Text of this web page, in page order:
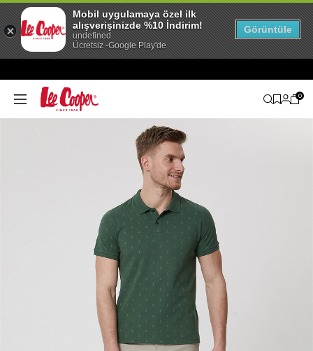
0
Mobil uygulamaya özel ilk
alışverişinizde %10 İndirim!
undefined
Ücretsiz -Google Play'de
Görüntüle